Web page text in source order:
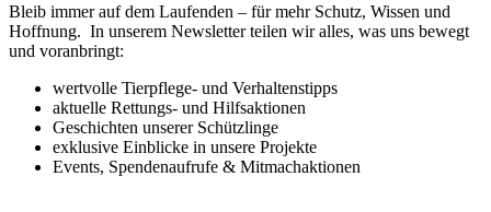
Bleib immer auf dem Laufenden – für mehr Schutz, Wissen und
Hoffnung. In unserem Newsletter teilen wir alles, was uns bewegt
und voranbringt:
wertvolle Tierpflege- und Verhaltenstipps
aktuelle Rettungs- und Hilfsaktionen
Geschichten unserer Schützlinge
exklusive Einblicke in unsere Projekte
Events, Spendenaufrufe & Mitmachaktionen